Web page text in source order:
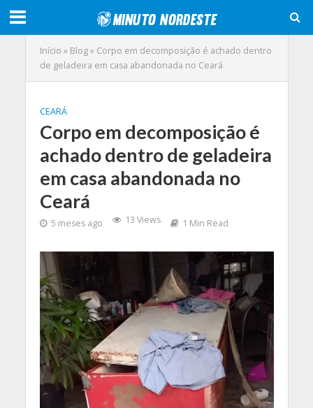
Início » Blog» Corpo em decomposição é achado dentro
de geladeira em casa abandonada no Ceará
CEARÁ
Corpo em decomposição é
achado dentro de geladeira
em casa abandonada no
Ceará
5 meses ago 13 Views 1 Min Read